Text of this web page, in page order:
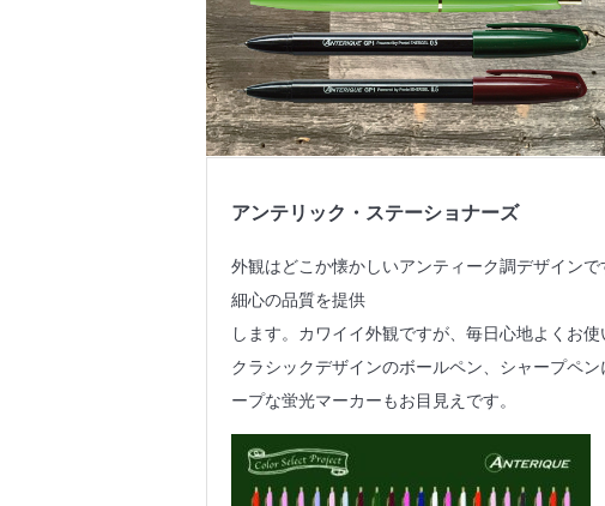
アンテリック・ステーショナーズ
外観はどこか懐かしいアンティーク調デザイン
細心の品質を提供
します。カワイイ外観ですが、毎日心地よくお
クラシックデザインのボールペン、シャープペ
ープな蛍光マーカーもお目見えです。